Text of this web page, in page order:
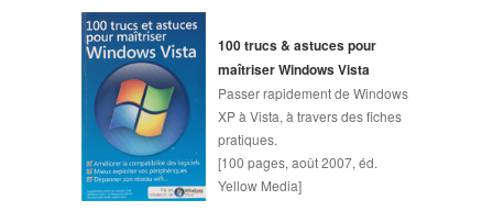
100 trucs & astuces pour
maîtriser Windows Vista
Passer rapidement de Windows
XP à Vista, à travers des fiches
pratiques.
[100 pages, août 2007, éd.
Yellow Media]